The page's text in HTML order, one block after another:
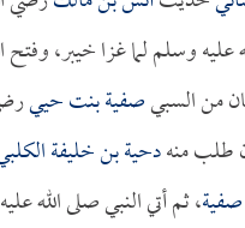
عليه وسلم لما غزا خيبر،
من السبيصفية بنت حيي
طلب منهدحية بن خليفة
صفية، ثم أتي النبي صلى الله